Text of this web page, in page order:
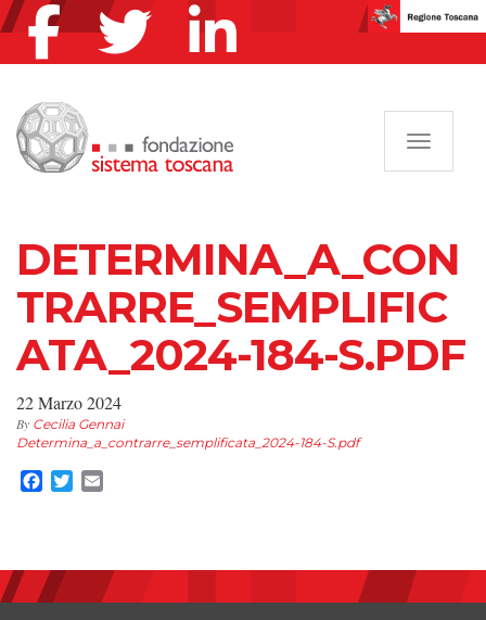
DETERMINA_A_CON
TRARRE_SEMPLIFIC
ATA_2024-184-S.PDF
22 Marzo 2024
By Cecilia Gennai
Determina_a_contrarre_semplificata_2024-184-S.pdf
Facebook
Twitter